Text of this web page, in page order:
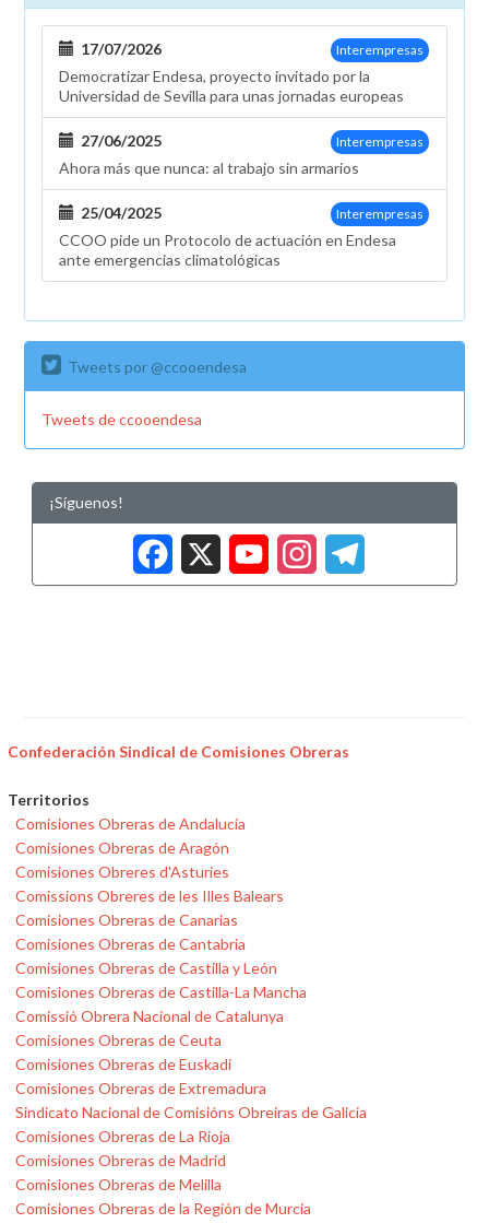
Interempresas
17/07/2026
Democratizar Endesa, proyecto invitado por la
Universidad de Sevilla para unas jornadas europeas
Interempresas
27/06/2025
Ahora más que nunca: al trabajo sin armarios
Interempresas
25/04/2025
CCOO pide un Protocolo de actuación en Endesa
ante emergencias climatológicas
Tweets por @ccooendesa
Tweets de ccooendesa
¡Síguenos!
Facebook
X
Confederación Sindical de Comisiones Obreras
Territorios
Comisiones Obreras de Andalucía
Comisiones Obreras de Aragón
Comisiones Obreres d'Asturies
Comissions Obreres de les Illes Balears
Comisiones Obreras de Canarias
Comisiones Obreras de Cantabria
Comisiones Obreras de Castilla y León
Comisiones Obreras de Castilla-La Mancha
Comissió Obrera Nacional de Catalunya
Comisiones Obreras de Ceuta
Comisiones Obreras de Euskadi
Comisiones Obreras de Extremadura
Sindicato Nacional de Comisións Obreiras de Galicia
Comisiones Obreras de La Rioja
Comisiones Obreras de Madrid
Comisiones Obreras de Melilla
Comisiones Obreras de la Región de Murcia